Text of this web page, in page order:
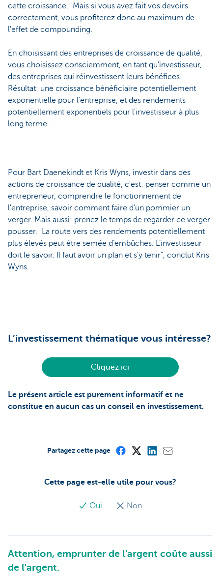
cette croissance. "Mais si vous avez fait vos devoirs
correctement, vous profiterez donc au maximum de
l'effet de compounding.
En choisissant des entreprises de croissance de qualité,
vous choisissez consciemment, en tant qu'investisseur,
des entreprises qui réinvestissent leurs bénéfices.
Résultat: une croissance bénéficiaire potentiellement
exponentielle pour l'entreprise, et des rendements
potentiellement exponentiels pour l'investisseur à plus
long terme.
Pour Bart Daenekindt et Kris Wyns, investir dans des
actions de croissance de qualité, c'est: penser comme un
entrepreneur, comprendre le fonctionnement de
l'entreprise, savoir comment faire d’un pommier un
verger. Mais aussi: prenez le temps de regarder ce verger
pousser. "La route vers des rendements potentiellement
plus élevés peut être semée d’embûches. L’investisseur
doit le savoir. Il faut avoir un plan et s'y tenir", conclut Kris
Wyns.
L’investissement thématique vous intéresse?
Cliquez ici
Le présent article est purement informatif et ne
constitue en aucun cas un conseil en investissement.
Cette page est-elle utile pour vous?
Oui Non
Partagez cette page
Attention, emprunter de l'argent coûte aussi
de l'argent.